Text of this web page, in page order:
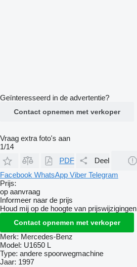
Geïnteresseerd in de advertentie?
Contact opnemen met verkoper
Vraag extra foto's aan
1/14
PDF
Deel
Facebook WhatsApp Viber Telegram
Prijs:
op aanvraag
Informeer naar de prijs
Houd mij op de hoogte van prijswijzigingen
Contact opnemen met verkoper
Merk: Mercedes-Benz
Model: U1650 L
Type: andere spoorwegmachine
Jaar: 1997